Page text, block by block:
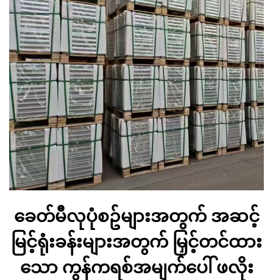
ခေတ်မီလုပုံစဥ်များအတွက် အဆင့်
မြင့်ရုံးခန်းများအတွက် မြှင့်တင်ထား
သော ကွန်ကရစ်အမျက်ပေါ် ဖလိုး